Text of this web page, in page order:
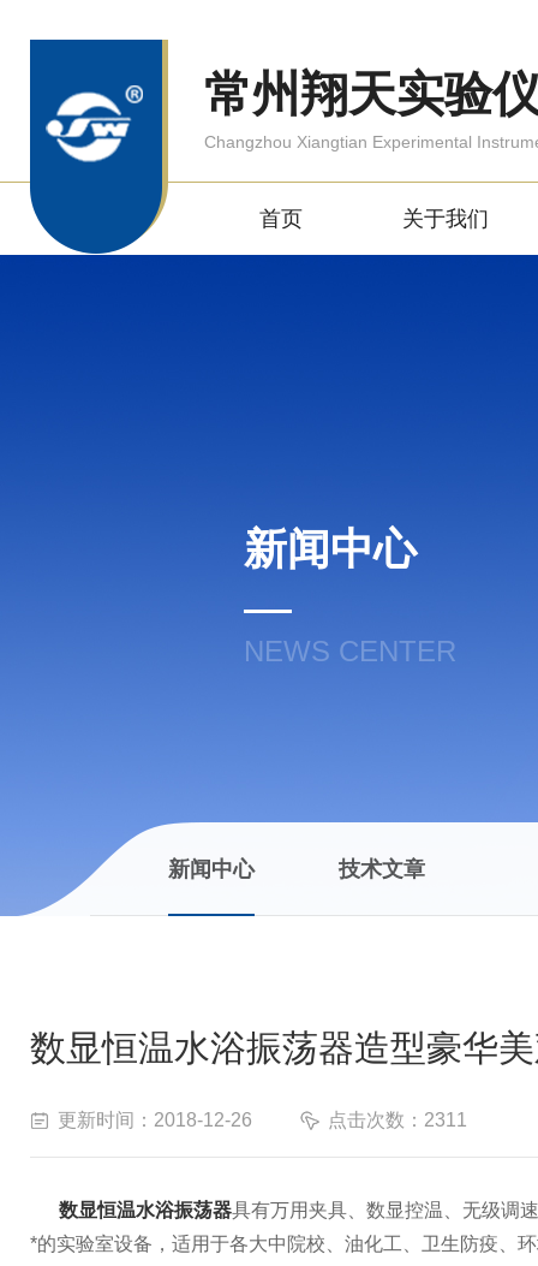
常州翔天实验
Changzhou Xiangtian Experimental
首页 关于我们
新闻中心
NEWS CENTER
新闻中心 技术文章
数显恒温水浴振荡器造型豪华
更新时间：2018-12-26 点击次数：2311
数显恒温水浴振荡器具有万用夹具、数显控温、无级调
*的实验室设备，适用于各大中院校、油化工、卫生防疫、